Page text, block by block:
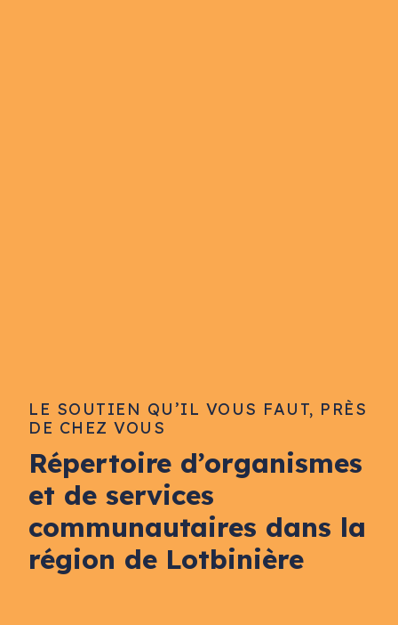
LE SOUTIEN QU’IL VOUS FAUT, PRÈS
DE CHEZ VOUS
Répertoire d’organismes
et de services
communautaires dans la
région de Lotbinière